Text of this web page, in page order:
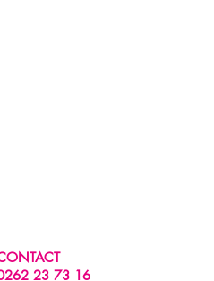
23 73 16